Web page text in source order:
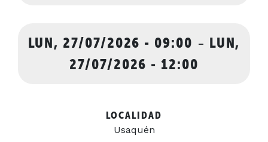
LUN, 27/07/2026 - 09:00 - LUN,
27/07/2026 - 12:00
LOCALIDAD
Usaquén